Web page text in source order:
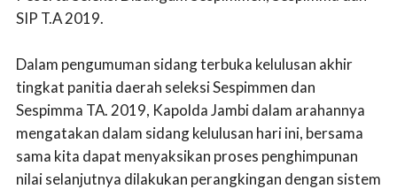
SIP T.A 2019.
Dalam pengumuman sidang terbuka kelulusan akhir
tingkat panitia daerah seleksi Sespimmen dan
Sespimma TA. 2019, Kapolda Jambi dalam arahannya
mengatakan dalam sidang kelulusan hari ini, bersama
sama kita dapat menyaksikan proses penghimpunan
nilai selanjutnya dilakukan perangkingan dengan sistem